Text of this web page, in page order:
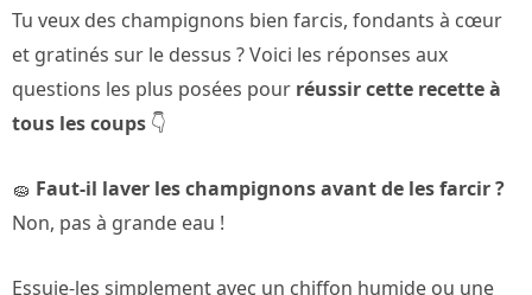
Tu veux des champignons bien farcis, fondants à cœur
et gratinés sur le dessus ? Voici les réponses aux
questions les plus posées pour réussir cette recette à
tous les coups 👇
🧽 Faut-il laver les champignons avant de les farcir ?
Non, pas à grande eau !
Essuie-les simplement avec un chiffon humide ou une